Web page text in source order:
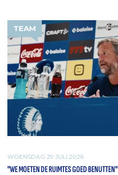
TEAM
WOENSDAG 29 JULI 2026
"WE MOETEN DE RUIMTES GOED BENUTTEN"